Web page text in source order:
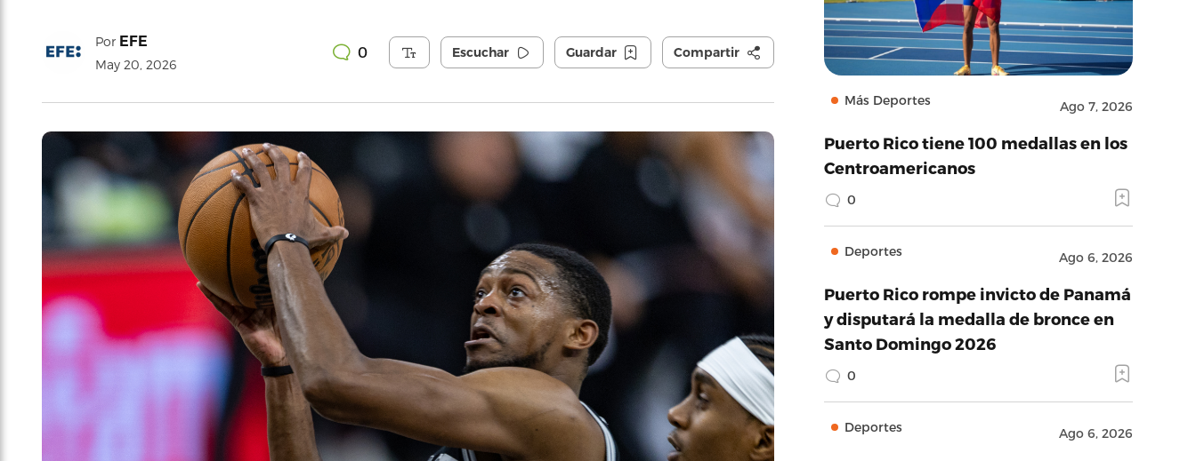
Por EFE
May 20, 2026
0 Escuchar Guardar Compartir
Más Deportes Ago 7, 2026
Puerto Rico tiene 100 medallas en los
Centroamericanos
0
Deportes Ago 6, 2026
Puerto Rico rompe invicto de Panamá
y disputará la medalla de bronce en
Santo Domingo 2026
0
Deportes Ago 6, 2026